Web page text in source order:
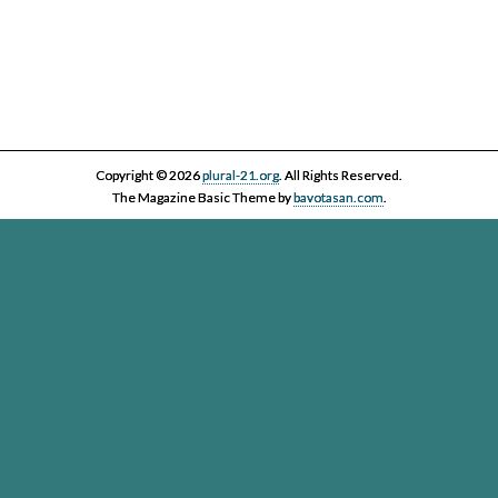
Copyright © 2026plural-21.org. All Rights Reserved.
The Magazine Basic Theme bybavotasan.com.